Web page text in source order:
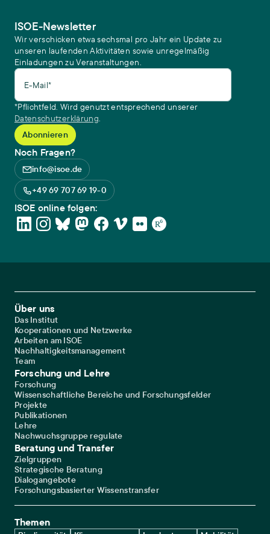
ISOE-Newsletter
Wir verschicken etwa sechsmal pro Jahr ein Update zu
unseren laufenden Aktivitäten sowie unregelmäßig
Einladungen zu Veranstaltungen.
E-Mail*
*Pflichtfeld. Wird genutzt entsprechend unserer
Datenschutzerklärung.
Noch Fragen?
info@isoe.de
+49 69 707 69 19-0
ISOE online folgen:
Footer Main Navigation
Über uns
Das Institut
Kooperationen und Netzwerke
Arbeiten am ISOE
Nachhaltigkeitsmanagement
Team
Forschung und Lehre
Forschung
Wissenschaftliche Bereiche und Forschungsfelder
Projekte
Publikationen
Lehre
Nachwuchsgruppe regulate
Beratung und Transfer
Zielgruppen
Strategische Beratung
Dialogangebote
Forschungsbasierter Wissenstransfer
Themen